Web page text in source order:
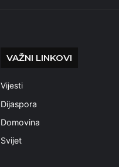
VAŽNI LINKOVI
Vijesti
Dijaspora
Domovina
Svijet